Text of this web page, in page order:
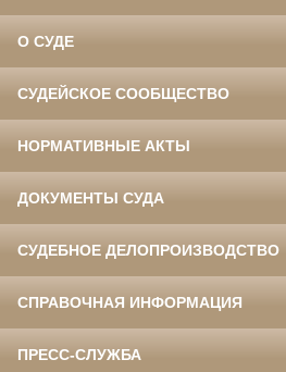
О СУДЕ
СУДЕЙСКОЕ СООБЩЕСТВО
НОРМАТИВНЫЕ АКТЫ
ДОКУМЕНТЫ СУДА
СУДЕБНОЕ ДЕЛОПРОИЗВОДСТВО
СПРАВОЧНАЯ ИНФОРМАЦИЯ
ПРЕСС-СЛУЖБА